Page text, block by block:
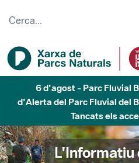
6 d'agost - Parc Fluvial
d'Alerta del Parc Fluvial del
Tancats els
L'Informatiu